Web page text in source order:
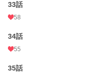
33話
58
34話
55
35話